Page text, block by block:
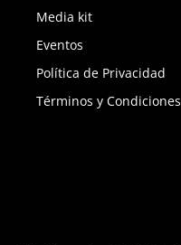
Media kit
Eventos
Política de Privacidad
Términos y Condiciones